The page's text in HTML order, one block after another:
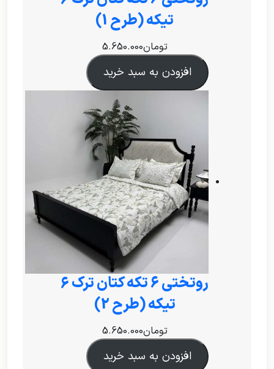
تیکه (طرح 1)
تومان5.650.000
افزودن به سبد خرید
روتختی ۶ تکه کتان ترک 6
تیکه (طرح 2)
تومان5.650.000
افزودن به سبد خرید